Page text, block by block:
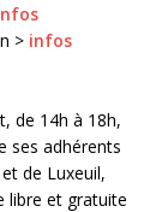
> infos
de 14h à 18h,
ses adhérents
de Luxeuil,
libre et gratuite